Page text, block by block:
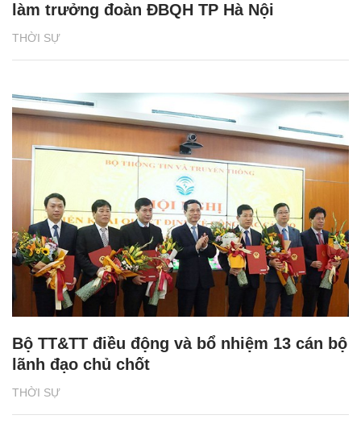
THỜI SỰ
làm trưởng đoàn ĐBQH TP Hà Nội
THỜI SỰ
Bộ TT&TT điều động và bổ nhiệm 13 cán bộ
lãnh đạo chủ chốt